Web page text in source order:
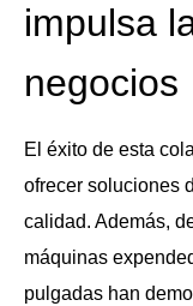
impulsa
negocios
El éxito de esta
ofrecer soluciones
calidad. Además,
máquinas
pulgadas han